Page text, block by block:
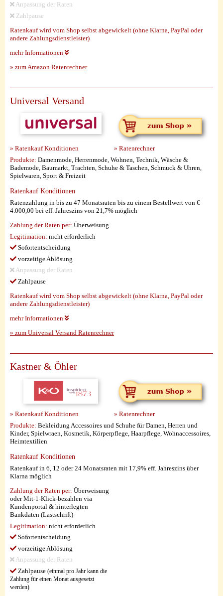
Anpassung der Raten
Zahlpause
Ratenkauf wird vom Shop selbst abgewickelt (ohne Klarna, PayPal oder
andere Zahlungsdienstleister)
mehr Informationen
» zum Amazon Ratenrechner
Universal Versand
» Ratenkauf Konditionen
» Ratenrechner
Produkte: Damenmode, Herrenmode, Wohnen, Technik, Wäsche &
Bademode, Baumarkt, Trachten, Schuhe & Taschen, Schmuck & Uhren,
Spielwaren, Sport & Freizeit
Ratenkauf Konditionen
Ratenzahlung in bis zu 47 Monatsraten bis zu einem Bestellwert von €
4.000,00 bei eff. Jahreszins von 21,7% möglich
Zahlung der Raten per: Überweisung
Legitimation: nicht erforderlich
Sofortentscheidung
vorzeitige Ablösung
Anpassung der Raten
Zahlpause
Ratenkauf wird vom Shop selbst abgewickelt (ohne Klarna, PayPal oder
andere Zahlungsdienstleister)
mehr Informationen
» zum Universal Versand Ratenrechner
Kastner & Öhler
» Ratenkauf Konditionen
» Ratenrechner
Produkte: Bekleidung Accessoires und Schuhe für Damen, Herren und
Kinder, Spielwraen, Kosmetik, Körperpflege, Haarpflege, Wohnaccessoires,
Heimtextilien
Ratenkauf Konditionen
Ratenkauf in 6, 12 oder 24 Monatsraten mit 17,9% eff. Jahreszins über
Klarna möglich
Zahlung der Raten per: Überweisung
oder Mit-1-Klick-bezahlen via
Kundenportal & hinterlegten
Bankdaten (Lastschrift)
Legitimation: nicht erforderlich
Sofortentscheidung
vorzeitige Ablösung
Anpassung der Raten
Zahlpause (einmal pro Jahr kann die
Zahlung für einen Monat ausgesetzt
werden)